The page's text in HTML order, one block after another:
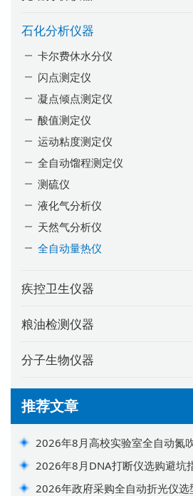
石化分析仪器
卡尔费休水分仪
闪点测定仪
凝点倾点测定仪
酸值测定仪
运动粘度测定仪
全自动馏程测定仪
测硫仪
液化气分析仪
天然气分析仪
全自动量热仪
疾控卫生仪器
粮油检测仪器
分子生物仪器
推荐文章
2026年8月高校实验室全自动氮
2026年8月DNA打断仪选购避坑
2026年政府采购全自动折光仪选